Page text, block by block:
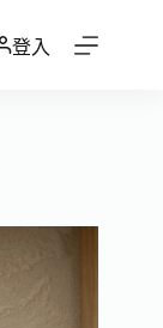
登入